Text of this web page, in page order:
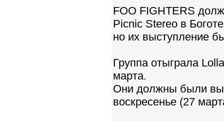
FOO FIGHTERS
Picnic Stereo в
но их выступление
Группа отыграла
марта.
Они должны были
воскресенье (27